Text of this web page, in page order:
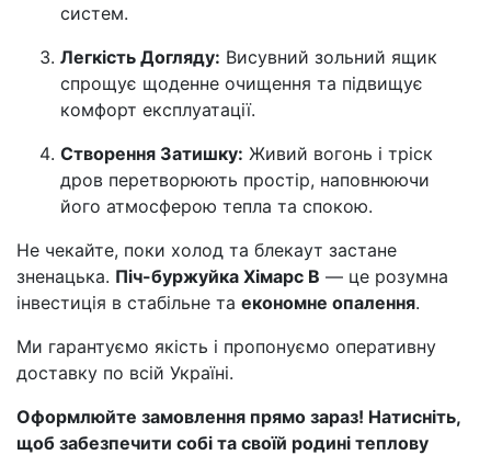
систем.
Легкість Догляду: Висувний зольний ящик
спрощує щоденне очищення та підвищує
комфорт експлуатації.
Створення Затишку: Живий вогонь і тріск
дров перетворюють простір, наповнюючи
його атмосферою тепла та спокою.
Не чекайте, поки холод та блекаут застане
зненацька. Піч-буржуйка Хімарс В — це розумна
інвестиція в стабільне та економне опалення.
Ми гарантуємо якість і пропонуємо оперативну
доставку по всій Україні.
Оформлюйте замовлення прямо зараз! Натисніть,
щоб забезпечити собі та своїй родині теплову